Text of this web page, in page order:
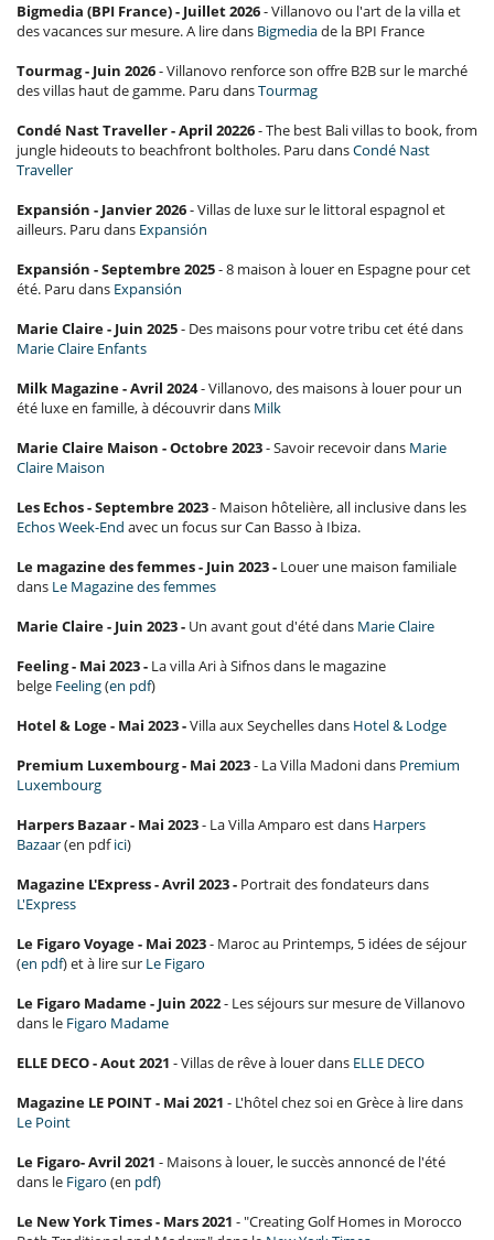
Bigmedia (BPI France) - Juillet 2026- Villanovo ou l'art de la villa et
des vacances sur mesure. A lire dans Bigmediade la BPI France
Tourmag - Juin 2026- Villanovo renforce son offre B2B sur le marché
des villas haut de gamme. Paru dansTourmag
Condé Nast Traveller - April 20226- The best Bali villas to book, from
jungle hideouts to beachfront boltholes. Paru dansCondé Nast
Traveller
Expansión - Janvier 2026- Villas de luxe sur le littoral espagnol et
ailleurs. Paru dans Expansión
Expansión - Septembre 2025- 8 maison à louer en Espagne pour cet
été. Paru dans Expansión
Marie Claire - Juin 2025- Des maisons pour votre tribu cet été dans
Marie Claire Enfants
Milk Magazine - Avril 2024- Villanovo, des maisons à louer pour un
été luxe en famille, à découvrir dans Milk
Marie Claire Maison - Octobre 2023- Savoir recevoir dans Marie
Claire Maison
Les Echos - Septembre 2023- Maison hôtelière, all inclusive dans les
Echos Week-End avec un focus sur Can Basso à Ibiza.
Le magazine des femmes - Juin 2023 - Louer une maison familiale
dans Le Magazine des femmes
Marie Claire - Juin 2023 - Un avant gout d'été dans Marie Claire
Feeling - Mai 2023 - La villa Ari à Sifnos dans le magazine
belge Feeling(en pdf)
Hotel & Loge - Mai 2023 -Villa aux Seychelles dans Hotel & Lodge
Premium Luxembourg - Mai 2023- La Villa Madoni dans Premium
Luxembourg
Harpers Bazaar - Mai 2023- La Villa Amparo est dans Harpers
Bazaar(en pdfici)
Magazine L'Express - Avril 2023 - Portrait des fondateurs dans
L'Express
Le Figaro Voyage - Mai 2023- Maroc au Printemps, 5 idées de séjour
(en pdf) et à lire sur Le Figaro
Le Figaro Madame - Juin 2022- Les séjours sur mesure de Villanovo
dans le Figaro Madame
ELLE DECO - Aout 2021 - Villas de rêve à louer dans ELLE DECO
Magazine LE POINT - Mai 2021 - L'hôtel chez soi en Grèce à lire dans
Le Point
Le Figaro- Avril 2021 - Maisons à louer, le succès annoncé de l'été
dans le Figaro (en pdf)
Le New York Times - Mars 2021 - "Creating Golf Homes in Morocco